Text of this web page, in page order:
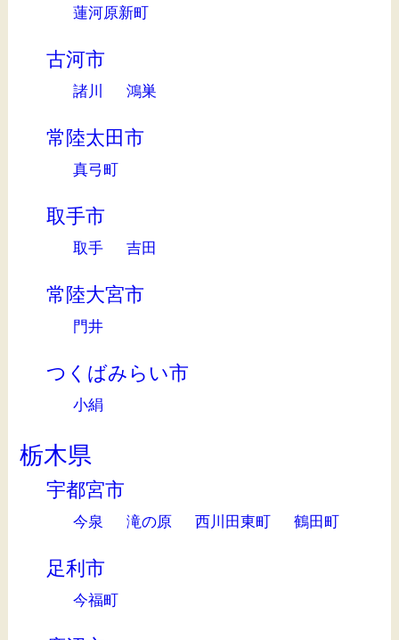
蓮河原新町
古河市
諸川 鴻巣
常陸太田市
真弓町
取手市
取手 吉田
常陸大宮市
門井
つくばみらい市
小絹
栃木県
宇都宮市
今泉 滝の原 西川田東町 鶴田町
足利市
今福町